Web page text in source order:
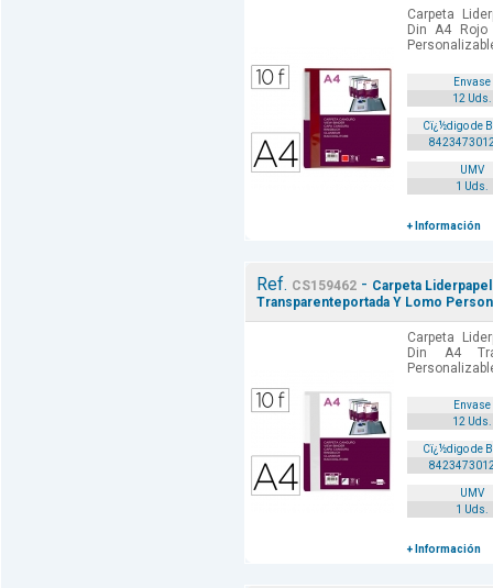
Carpeta
Din A4 Rojo
Envase
12 Uds.
Cï¿½digo de
UMV
1 Uds.
+ Información
Ref. CS159462 - Carpeta
Transparenteportada Y Lomo
Carpeta
Din A4
Envase
12 Uds.
Cï¿½digo de
UMV
1 Uds.
+ Información